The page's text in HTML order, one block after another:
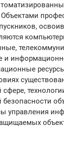
Объектами
управления